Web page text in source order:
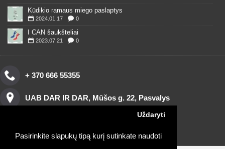
Pasirinkite slapukų tipą kurį sutinkate naudoti
Uždaryti
Kūdikio ramaus miego paslaptys
2024.01.17 0
I CAN šaukšteliai
2023.07.21 0
+ 370 666 55355
UAB DAR IR DAR, Mūšos g. 22, Pasvalys